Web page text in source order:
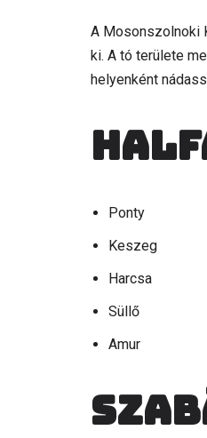
A Mosonszolnoki
ki. A tó területe
helyenként
Ponty
Keszeg
Harcsa
Süllő
Amur